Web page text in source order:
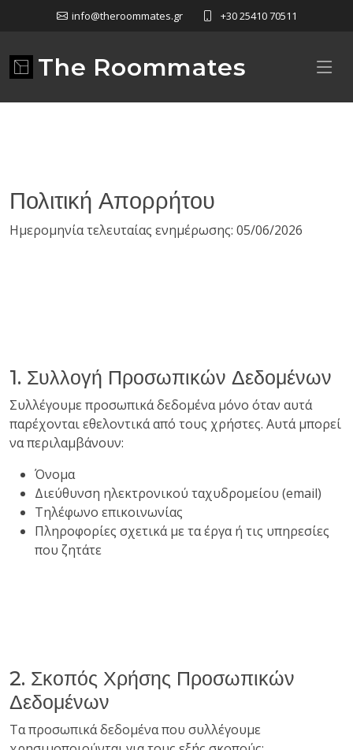
info@theroommates.gr +30 25410 70511
The Roommates
Πολιτική Απορρήτου
Ημερομηνία τελευταίας ενημέρωσης: 05/06/2026
1. Συλλογή Προσωπικών Δεδομένων
Συλλέγουμε προσωπικά δεδομένα μόνο όταν αυτά
παρέχονται εθελοντικά από τους χρήστες. Αυτά μπορεί
να περιλαμβάνουν:
Όνομα
Διεύθυνση ηλεκτρονικού ταχυδρομείου (email)
Τηλέφωνο επικοινωνίας
Πληροφορίες σχετικά με τα έργα ή τις υπηρεσίες
που ζητάτε
2. Σκοπός Χρήσης Προσωπικών
Δεδομένων
Τα προσωπικά δεδομένα που συλλέγουμε